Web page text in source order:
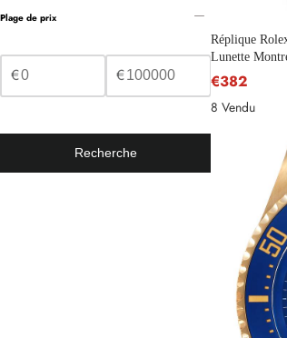
Plage de prix
€ €
Recherche
Réplique
Lunette
€382
8 Vendu